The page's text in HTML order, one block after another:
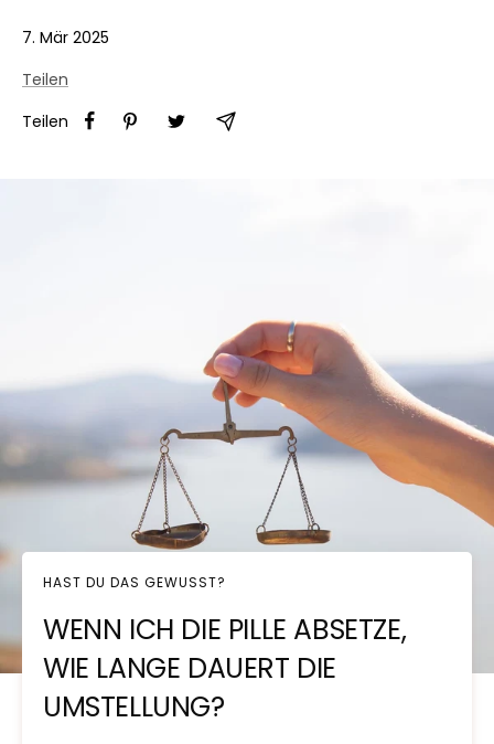
7. Mär 2025
Teilen
Teilen
HAST DU DAS GEWUSST?
WENN ICH DIE PILLE ABSETZE,
WIE LANGE DAUERT DIE
UMSTELLUNG?